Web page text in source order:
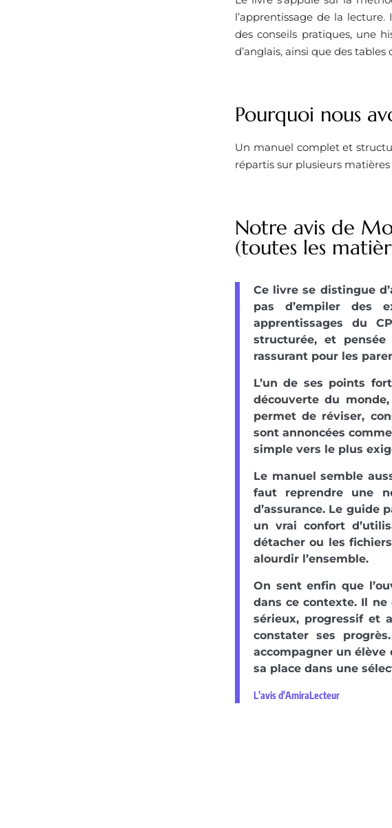
l’apprentissage de la
des conseils pratiques, une
d’anglais, ainsi que des
Pourquoi nous
Un manuel complet et
répartis sur plusieurs
Notre avis de
(toutes les
Ce livre se distingue
pas d’empiler des
apprentissages du
structurée, et
rassurant pour les
L’un de ses points
découverte du
permet de réviser,
sont annoncées
simple vers le plus
Le manuel semble
faut reprendre une
d’assurance. Le guide
un vrai confort
détacher ou les
alourdir l’ensemble.
On sent enfin que
dans ce contexte. Il
sérieux, progressif et
constater ses
accompagner un
sa place dans une
L'avis d'AmiraLecteur